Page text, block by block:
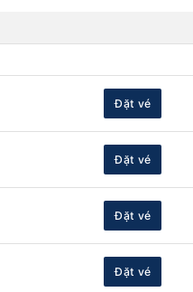
Đặt vé
Đặt vé
Đặt vé
Đặt vé